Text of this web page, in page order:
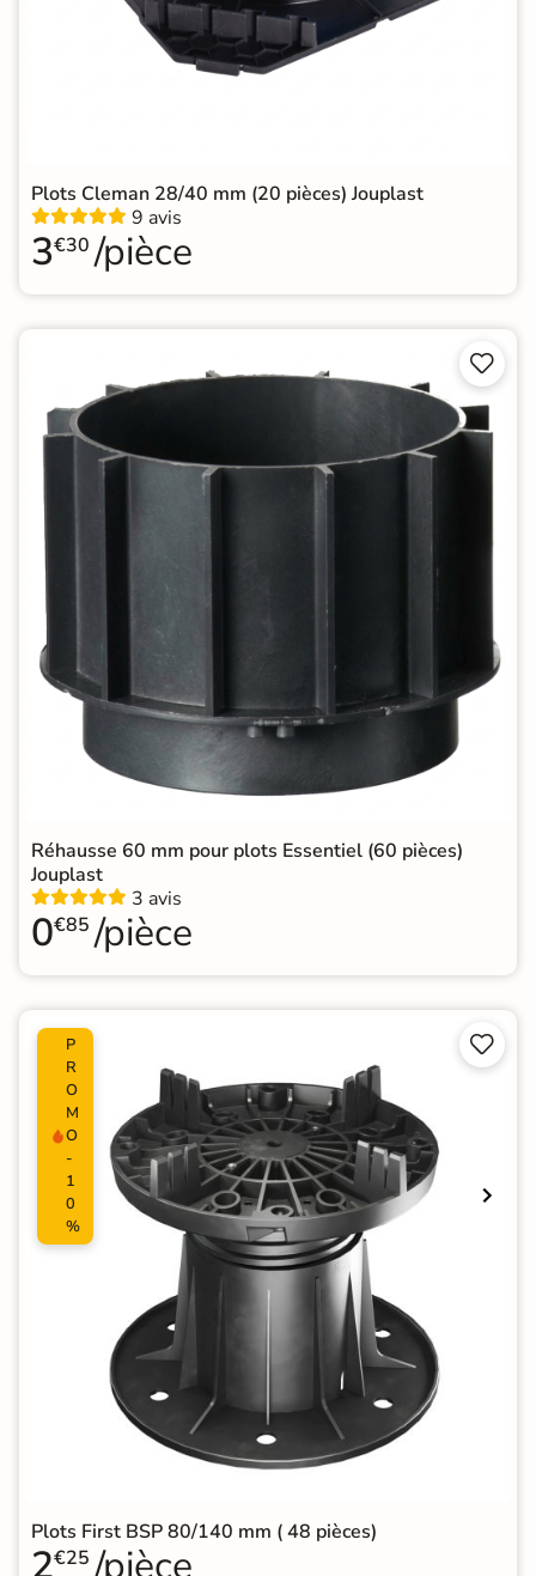
Plots Cleman 28/40 mm (20 pièces) Jouplast
9 avis
3€30 /pièce


Réhausse 60 mm pour plots Essentiel (60 pièces)
Jouplast
3 avis
0€85 /pièce
P
R
O
M
O
-
1
0
%


Plots First BSP 80/140 mm ( 48 pièces)
2€25 /pièce